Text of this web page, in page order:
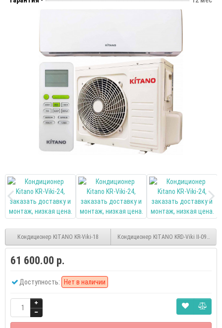
Кондиционер KITANO KR-Viki-18 Кондиционер KITANO KRD-Viki II-09 DC-
61 600.00 р.
Доступность: Нет в наличии